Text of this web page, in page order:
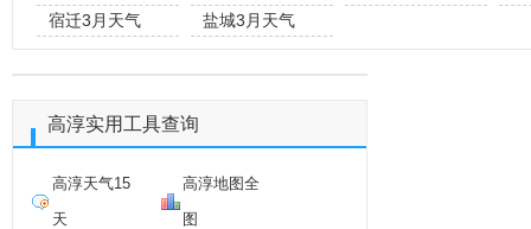
宿迁3月天气
盐城3月天气
高淳实用工具查询
高淳天气15
天
高淳地图全
图